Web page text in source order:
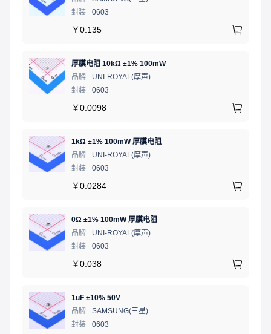
封装
0603
￥0.135
厚膜电阻 10kΩ ±1% 100mW
品牌
UNI-ROYAL(厚声)
封装
0603
￥0.0098
1kΩ ±1% 100mW 厚膜电阻
品牌
UNI-ROYAL(厚声)
封装
0603
￥0.0284
0Ω ±1% 100mW 厚膜电阻
品牌
UNI-ROYAL(厚声)
封装
0603
￥0.038
1uF ±10% 50V
品牌
SAMSUNG(三星)
封装
0603